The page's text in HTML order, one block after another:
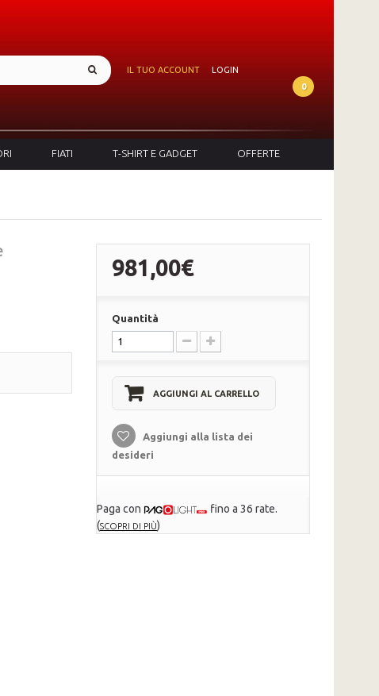
IL TUO ACCOUNT
LOGIN
0
FIATI T-SHIRT E GADGET OFFERTE
981,00€
Quantità
AGGIUNGI AL CARRELLO
Aggiungi alla lista dei
desideri
Paga con
fino a 36 rate.
(SCOPRI DI PIÙ)